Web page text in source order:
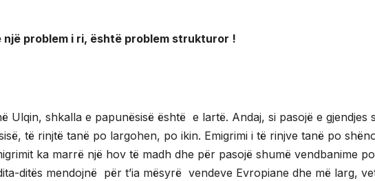
i ri, është problem strukturor !
Ulqin, shkalla e papunësisë është e lartë. Andaj, si pasojë e gjendjes
të rinjtë tanë po largohen, po ikin. Emigrimi i të rinjve tanë po
ka marrë një hov të madh dhe për pasojë shumë vendbanime po
ditës mendojnë për t’ia mësyrë vendeve Evropiane dhe më larg,